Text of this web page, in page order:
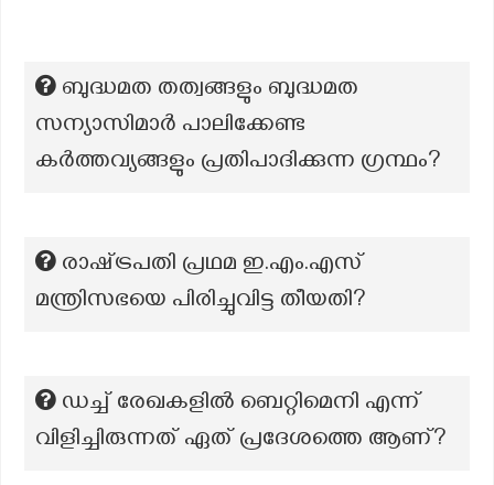
ബുദ്ധമത തത്വങ്ങളും ബുദ്ധമത
സന്യാസിമാർ പാലിക്കേണ്ട
കർത്തവ്യങ്ങളും പ്രതിപാദിക്കുന്ന ഗ്രന്ഥം?
രാഷ്‌ട്രപതി പ്രഥമ ഇ.എം.എസ്
മന്ത്രിസഭയെ പിരിച്ചുവിട്ട തീയതി?
ഡച്ച് രേഖകളിൽ ബെറ്റിമെനി എന്ന്
വിളിച്ചിരുന്നത് ഏത് പ്രദേശത്തെ ആണ്?